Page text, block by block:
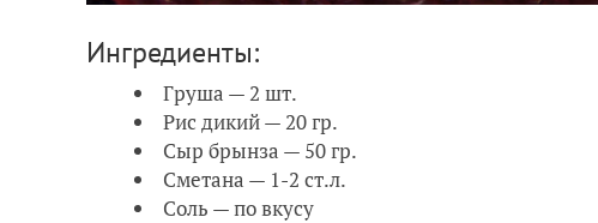
Ингредиенты:
Груша — 2 шт.
Рис дикий — 20 гр.
Сыр брынза — 50 гр.
Сметана — 1-2 ст.л.
Соль — по вкусу